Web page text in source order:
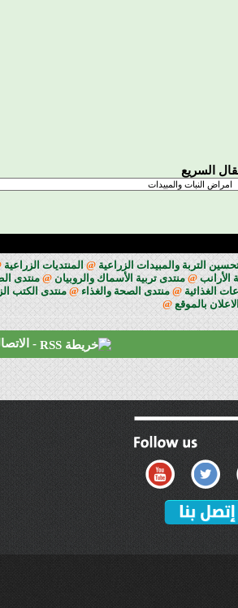
السريع
التربة والمبيدات الزراعية @المنتديات الزراعية
الأرانب @منتدى تربية الأسماك والروبيان @ منتدى
الغذائية @منتدى الصحة والغذاء @منتدى الكتب
بالموقع @
-